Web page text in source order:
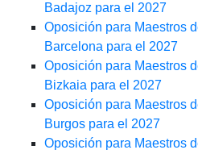
Badajoz para el 2027
Oposición para Maestros
Barcelona para el 2027
Oposición para Maestros
Bizkaia para el 2027
Oposición para Maestros
Burgos para el 2027
Oposición para Maestros